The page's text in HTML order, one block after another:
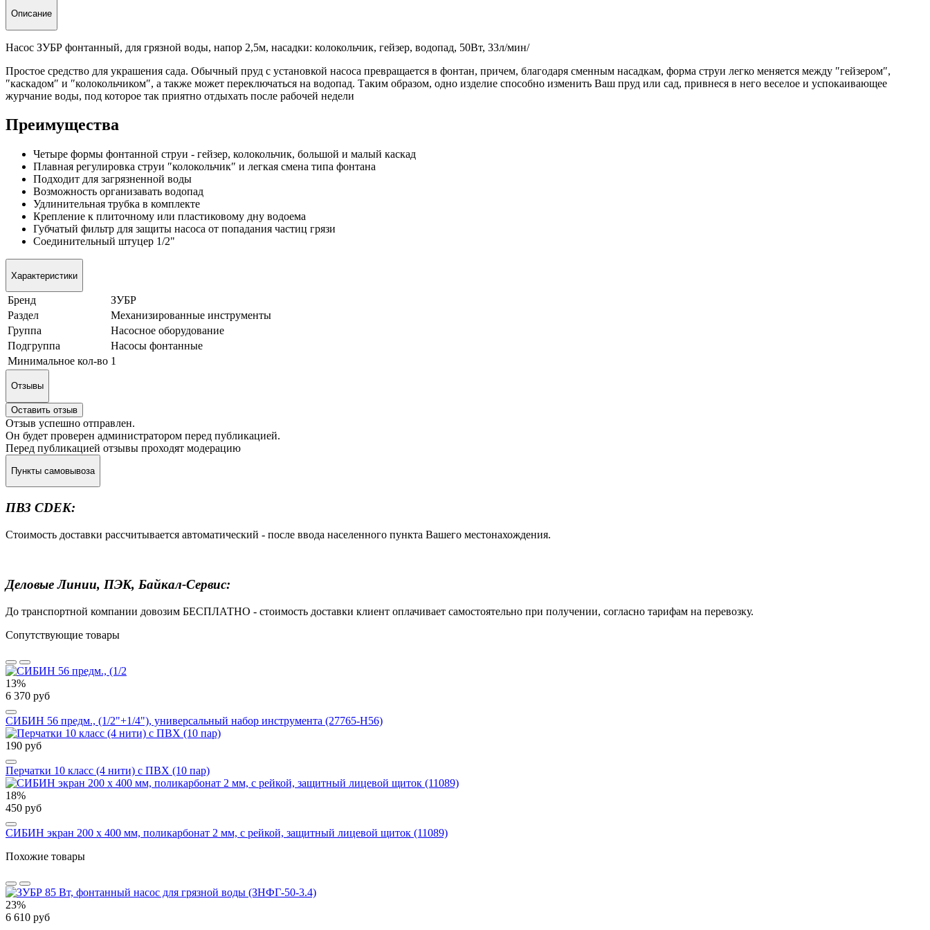
Описание
Насос ЗУБР фонтанный, для грязной воды, напор 2,5м, насадки: колокольчик, гейзер, водопад, 50Вт, 33л/мин/
Простое средство для украшения сада. Обычный пруд с установкой насоса превращается в фонтан, причем, благодаря сменным насадкам, форма струи легко меняется между ″гейзером″,
″каскадом″ и ″колокольчиком″, а также может переключаться на водопад. Таким образом, одно изделие способно изменить Ваш пруд или сад, привнеся в него веселое и успокаивающее
журчание воды, под которое так приятно отдыхать после рабочей недели
Преимущества
Четыре формы фонтанной струи - гейзер, колокольчик, большой и малый каскад
Плавная регулировка струи ″колокольчик″ и легкая смена типа фонтана
Подходит для загрязненной воды
Возможность организавать водопад
Удлинительная трубка в комплекте
Крепление к плиточному или пластиковому дну водоема
Губчатый фильтр для защиты насоса от попадания частиц грязи
Соединительный штуцер 1/2"
Характеристики
Бренд
ЗУБР
Раздел
Механизированные инструменты
Группа
Насосное оборудование
Подгруппа
Насосы фонтанные
Минимальное кол-во 1
Отзывы
Оставить отзыв
Отзыв успешно отправлен.
Он будет проверен администратором перед публикацией.
Перед публикацией отзывы проходят модерацию
Пункты самовывоза
ПВЗ CDEK:
Стоимость доставки рассчитывается автоматический - после ввода населенного пункта Вашего местонахождения.
Деловые Линии, ПЭК, Байкал-Сервис:
До транспортной компании довозим БЕСПЛАТНО - стоимость доставки клиент оплачивает самостоятельно при получении, согласно тарифам на перевозку.
Сопутствующие товары
13%
6 370 руб
СИБИН 56 предм., (1/2"+1/4"), универсальный набор инструмента (27765-H56)
190 руб
Перчатки 10 класс (4 нити) с ПВХ (10 пар)
18%
450 руб
СИБИН экран 200 х 400 мм, поликарбонат 2 мм, с рейкой, защитный лицевой щиток (11089)
Похожие товары
23%
6 610 руб